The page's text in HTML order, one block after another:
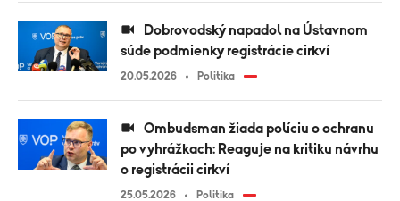
súde podmienky registrácie cirkví
20.05.2026 Politika
po vyhrážkach: Reaguje na kritiku návrhu
o registrácii cirkví
25.05.2026 Politika